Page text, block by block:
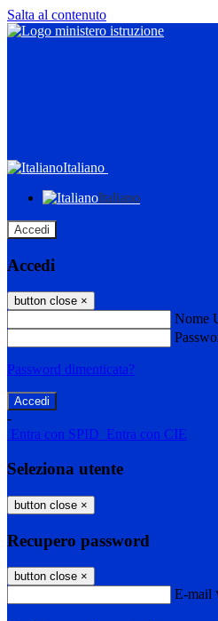
Salta al contenuto
Italiano
Italiano
Accedi
Accedi
button close ×
Nome
Password dimenticata?
-
Entra con SPID Entra con CIE
Seleziona utente
button close ×
Recupero password
button close ×
E-mail